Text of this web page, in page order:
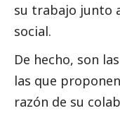
su trabajo junto
social.
De hecho, son
las que
razón de su